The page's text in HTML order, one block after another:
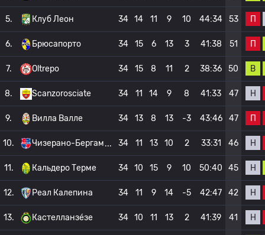
5. Клуб Леон 34 14 11 9 10 44:34 53 П
6. Брюсапорто 34 15 6 13 3 41:38 51 П
7. Oltrepo 34 15 8 11 2 38:36 50 В
8. Scanzorosciate 34 11 14 9 8 41:33 47 Н
9. Вилла Валле 34 13 8 13 -3 43:46 47 П
10. Чизерано-Бергам 34 11 13 10 2 33:31 46 Н
11. Кальдеро Терме 34 10 15 9 10 50:40 45 Н
12. Реал Калепина 34 11 9 14 -5 42:47 42 Н
13. Кастелланзе́зе 34 10 11 13 2 41:39 41 Н